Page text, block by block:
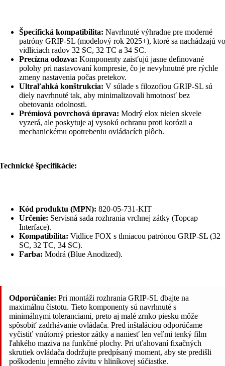
Špecifická kompatibilita: Navrhnuté výhradne pre moderné
patróny GRIP-SL (modelový rok 2025+), ktoré sa nachádzajú vo
vidliciach radov 32 SC, 32 TC a 34 SC.
Precízna odozva: Komponenty zaisťujú jasne definované
polohy pri nastavovaní kompresie, čo je nevyhnutné pre rýchle
zmeny nastavenia počas pretekov.
Ultraľahká konštrukcia: V súlade s filozofiou GRIP-SL sú
diely navrhnuté tak, aby minimalizovali hmotnosť bez
obetovania odolnosti.
Prémiová povrchová úprava: Modrý elox nielen skvele
vyzerá, ale poskytuje aj vysokú ochranu proti korózii a
mechanickému opotrebeniu ovládacích plôch.
špecifikácie:
Kód produktu (MPN): 820-05-731-KIT
Určenie: Servisná sada rozhrania vrchnej zátky (Topcap
Interface).
Kompatibilita: Vidlice FOX s tlmiacou patrónou GRIP-SL (32
SC, 32 TC, 34 SC).
Farba: Modrá (Blue Anodized).
Odporúčanie: Pri montáži rozhrania GRIP-SL dbajte na
maximálnu čistotu. Tieto komponenty sú navrhnuté s
minimálnymi toleranciami, preto aj malé zrnko piesku môže
spôsobiť zadrhávanie ovládača. Pred inštaláciou odporúčame
vyčistiť vnútorný priestor zátky a naniesť len veľmi tenký film
ľahkého maziva na funkčné plochy. Pri uťahovaní fixačných
skrutiek ovládača dodržujte predpísaný moment, aby ste predišli
poškodeniu jemného závitu v hliníkovej súčiastke.